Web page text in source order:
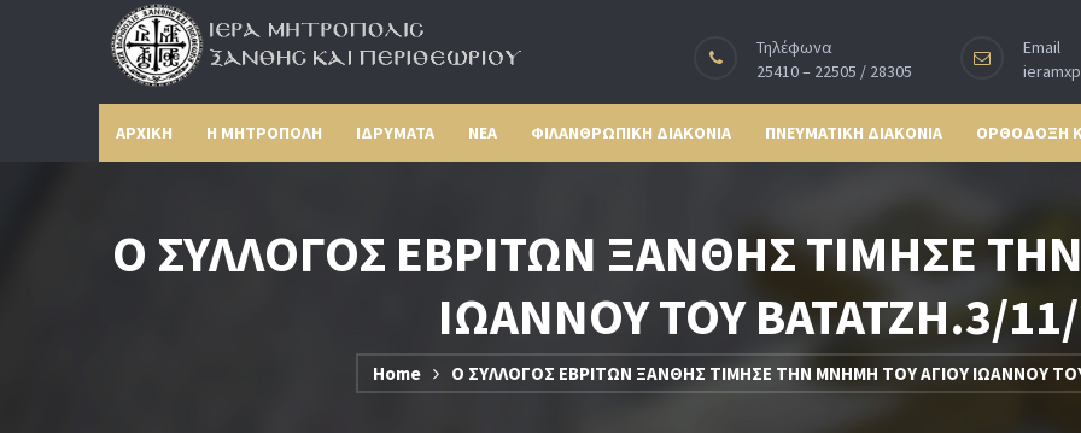
Τηλέφωνα
25410 – 22505 / 28305
Email
ΑΡΧΙΚΗ Η ΜΗΤΡΟΠΟΛΗ ΙΔΡΥΜΑΤΑ ΝΕΑ ΦΙΛΑΝΘΡΩΠΙΚΗ ΔΙΑΚΟΝΙΑ ΠΝΕΥΜΑΤΙΚΗ ΔΙΑΚΟΝΙΑ ΟΡΘΟΔΟΞΗ
Ο ΣΥΛΛΟΓΟΣ ΕΒΡΙΤΩΝ ΞΑΝΘΗΣ ΤΙΜΗΣΕ
ΙΩΑΝΝΟΥ ΤΟΥ ΒΑΤΑΤΖΗ.3/
Home Ο ΣΥΛΛΟΓΟΣ ΕΒΡΙΤΩΝ ΞΑΝΘΗΣ ΤΙΜΗΣΕ ΤΗΝ ΜΝΗΜΗ ΤΟΥ ΑΓΙΟΥ ΙΩΑΝΝΟΥ